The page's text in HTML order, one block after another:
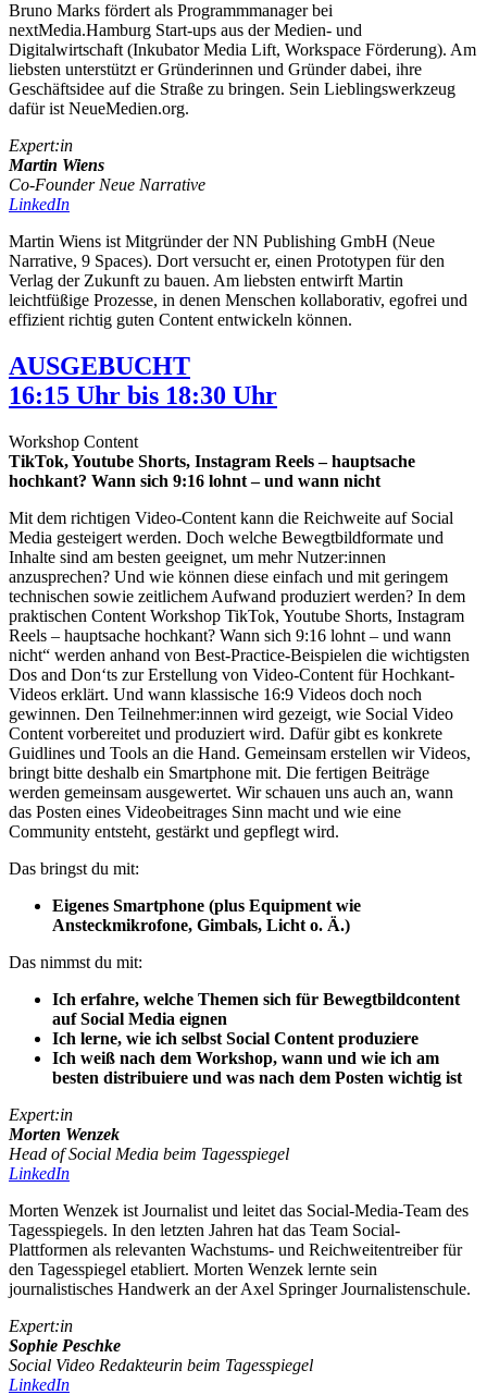
Bruno Marks fördert als Programmmanager bei
nextMedia.Hamburg Start-ups aus der Medien- und
Digitalwirtschaft (Inkubator Media Lift, Workspace Förderung). Am
liebsten unterstützt er Gründerinnen und Gründer dabei, ihre
Geschäftsidee auf die Straße zu bringen. Sein Lieblingswerkzeug
dafür ist NeueMedien.org.
Expert:in
Martin Wiens
Co-Founder Neue Narrative
LinkedIn
Martin Wiens ist Mitgründer der NN Publishing GmbH (Neue
Narrative, 9 Spaces). Dort versucht er, einen Prototypen für den
Verlag der Zukunft zu bauen. Am liebsten entwirft Martin
leichtfüßige Prozesse, in denen Menschen kollaborativ, egofrei und
effizient richtig guten Content entwickeln können.
AUSGEBUCHT
16:15 Uhr bis 18:30 Uhr
Workshop Content
TikTok, Youtube Shorts, Instagram Reels – hauptsache
hochkant? Wann sich 9:16 lohnt – und wann nicht
Mit dem richtigen Video-Content kann die Reichweite auf Social
Media gesteigert werden. Doch welche Bewegtbildformate und
Inhalte sind am besten geeignet, um mehr Nutzer:innen
anzusprechen? Und wie können diese einfach und mit geringem
technischen sowie zeitlichem Aufwand produziert werden? In dem
praktischen Content Workshop TikTok, Youtube Shorts, Instagram
Reels – hauptsache hochkant? Wann sich 9:16 lohnt – und wann
nicht“ werden anhand von Best-Practice-Beispielen die wichtigsten
Dos and Don‘ts zur Erstellung von Video-Content für Hochkant-
Videos erklärt. Und wann klassische 16:9 Videos doch noch
gewinnen. Den Teilnehmer:innen wird gezeigt, wie Social Video
Content vorbereitet und produziert wird. Dafür gibt es konkrete
Guidlines und Tools an die Hand. Gemeinsam erstellen wir Videos,
bringt bitte deshalb ein Smartphone mit. Die fertigen Beiträge
werden gemeinsam ausgewertet. Wir schauen uns auch an, wann
das Posten eines Videobeitrages Sinn macht und wie eine
Community entsteht, gestärkt und gepflegt wird.
Das bringst du mit:
Eigenes Smartphone (plus Equipment wie
Ansteckmikrofone, Gimbals, Licht o. Ä.)
Das nimmst du mit:
Ich erfahre, welche Themen sich für Bewegtbildcontent
auf Social Media eignen
Ich lerne, wie ich selbst Social Content produziere
Ich weiß nach dem Workshop, wann und wie ich am
besten distribuiere und was nach dem Posten wichtig ist
Expert:in
Morten Wenzek
Head of Social Media beim Tagesspiegel
LinkedIn
Morten Wenzek ist Journalist und leitet das Social-Media-Team des
Tagesspiegels. In den letzten Jahren hat das Team Social-
Plattformen als relevanten Wachstums- und Reichweitentreiber für
den Tagesspiegel etabliert. Morten Wenzek lernte sein
journalistisches Handwerk an der Axel Springer Journalistenschule.
Expert:in
Sophie Peschke
Social Video Redakteurin beim Tagesspiegel
LinkedIn